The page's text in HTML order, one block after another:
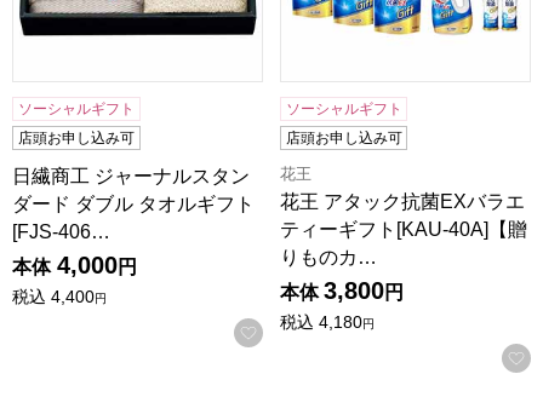
ソーシャルギフト
店頭お申し込み可
日繊商工 ジャーナルスタン
ダード ダブル タオルギフト
[FJS-406…
本体 4,000円
税込 4,400円
お気に入りに登録する
ソーシャルギフト
店頭お申し込み可
花王
花王 アタック抗菌EXバラエ
ティーギフト[KAU-40A]【贈
りものカ…
本体 3,800円
税込 4,180円